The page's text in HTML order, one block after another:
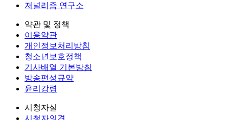
저널리즘 연구소
약관 및 정책
이용약관
개인정보처리방침
청소년보호정책
기사배열 기본방침
방송편성규약
윤리강령
시청자실